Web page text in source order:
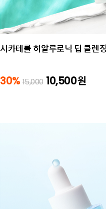
시카테롤 히알루로닉 딥 클렌
30% 15,000 10,500원